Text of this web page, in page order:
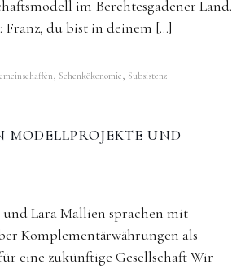
im Berchtesgadener Land.
Franz, du bist in deinem […]
, Schenkökonomie, Subsistenz
UND
und Lara Mallien sprachen mit
Komplementärwährungen als
eine zukünftige Gesellschaft Wir